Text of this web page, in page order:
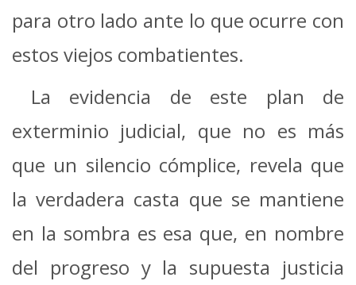
para otro lado ante lo que ocurre con
estos viejos combatientes.
La evidencia de este plan de
exterminio judicial, que no es más
que un silencio cómplice, revela que
la verdadera casta que se mantiene
en la sombra es esa que, en nombre
del progreso y la supuesta justicia